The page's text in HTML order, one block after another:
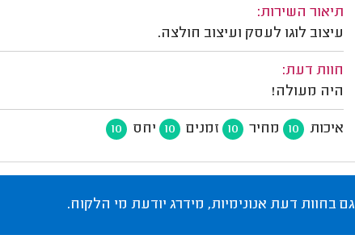
תיאור השירות:
עיצוב לוגו לעסק ועיצוב חולצה.
חוות דעת:
היה מעולה!
איכות 10 מחיר 10 זמנים 10 יחס 10
גם בחוות דעת אנונימיות, מידרג יודעת מי הלקוח.